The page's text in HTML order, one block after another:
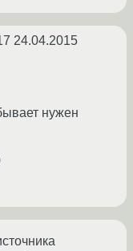
24.04.2015
нужен